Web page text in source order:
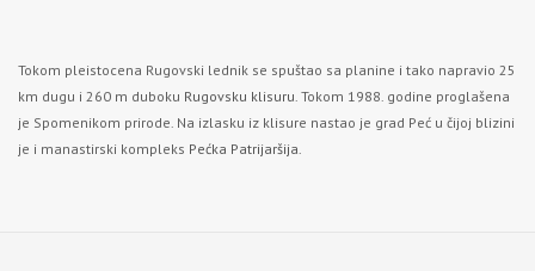
Tokom pleistocena Rugovski lednik se spuštao sa planine i tako napravio 25
km dugu i 260 m duboku Rugovsku klisuru. Tokom 1988. godine proglašena
je Spomenikom prirode. Na izlasku iz klisure nastao je grad Peć u čijoj blizini
je i manastirski kompleks Pećka Patrijaršija.